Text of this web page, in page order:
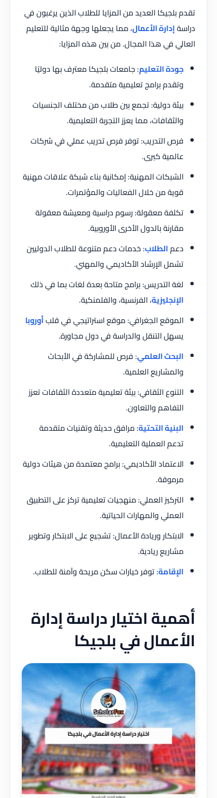
تقدم بلجيكا العديد من المزايا للطلاب الذين يرغبون في
دراسةإدارة الأعمال، مما يجعلها وجهة مثالية للتعليم
العالي في هذا المجال. من بين هذه المزايا:
جودة التعليم: جامعات بلجيكا معترف بها دوليًا
وتقدم برامج تعليمية متقدمة.
بيئة دولية: تجمع بين طلاب من مختلف الجنسيات
والثقافات، مما يعزز التجربة التعليمية.
فرص التدريب: توفر فرص تدريب عملي في شركات
عالمية كبرى.
الشبكات المهنية: إمكانية بناء شبكة علاقات مهنية
قوية من خلال الفعاليات والمؤتمرات.
تكلفة معقولة: رسوم دراسية ومعيشة معقولة
مقارنة بالدول الأخرى الأوروبية.
دعمالطلاب: خدمات دعم متنوعة للطلاب الدوليين
تشمل الإرشاد الأكاديمي والمهني.
لغة التدريس: برامج متاحة بعدة لغات بما في ذلك
الإنجليزية، الفرنسية، والفلمنكية.
الموقع الجغرافي: موقع استراتيجي في قلبأوروبا
يسهل التنقل والدراسة في دول مجاورة.
البحث العلمي: فرص للمشاركة في الأبحاث
والمشاريع العلمية.
التنوع الثقافي: بيئة تعليمية متعددة الثقافات تعزز
التفاهم والتعاون.
البنية التحتية: مرافق حديثة وتقنيات متقدمة
تدعم العملية التعليمية.
الاعتماد الأكاديمي: برامج معتمدة من هيئات دولية
مرموقة.
التركيز العملي: منهجيات تعليمية تركز على التطبيق
العملي والمهارات الحياتية.
الابتكار وريادة الأعمال: تشجيع على الابتكار وتطوير
مشاريع ريادية.
الإقامة: توفر خيارات سكن مريحة وآمنة للطلاب.
أهمية اختيار دراسة إدارة
الأعمال في بلجيكا